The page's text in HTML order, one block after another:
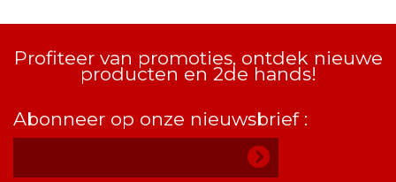
Profiteer van promoties, ontdek nieuwe
producten en 2de hands!
Abonneer op onze nieuwsbrief :